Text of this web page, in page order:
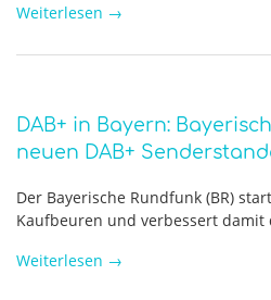
Weiterlesen →
DAB+ in Bayern:
neuen DAB+
Der Bayerische Rundfunk (BR)
Kaufbeuren und verbessert damit
Weiterlesen →